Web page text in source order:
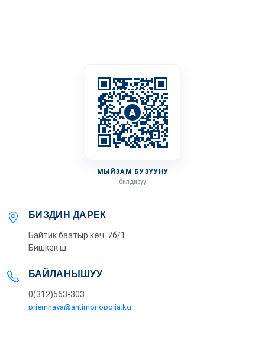
A
МЫЙЗАМ БУЗУУНУ
билдирүү
БИЗДИН ДАРЕК
Байтик баатыр көч. 7б/1
Бишкек ш.
БАЙЛАНЫШУУ
0(312)563-303
priemnaya@antimonopolia.kg